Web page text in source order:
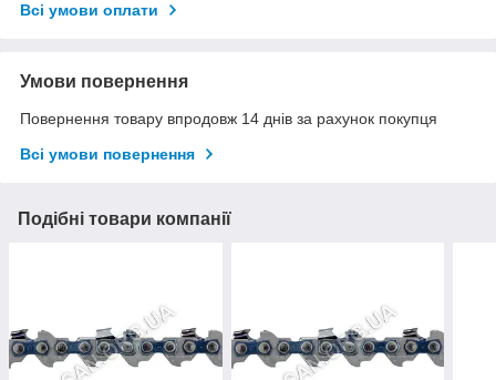
Всі умови оплати
Умови повернення
Повернення товару впродовж 14 днів за рахунок покупця
Всі умови повернення
Подібні товари компанії